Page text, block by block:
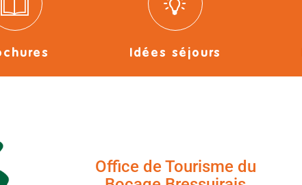
Idées séjours
Office de Tourisme du